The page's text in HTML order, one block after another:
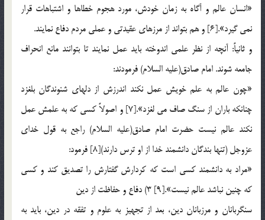
«انسان عالم و آگاه به زمان خودش، مورد هجوم خطاها و اشتباهات قرار
نمى گيرد».[6] و هم بتواند از مرزهاى عقيدتى و عملى مردم دفاع نمايند.
و ثانياً: آنچه از نظر علمى اندوخته بايد عمل نمايند تا بتوانند مانع انحراف
جامعه شوند. امام صادق(عليه السلام) فرمودند:
«چون عالم به علم خويش عمل نكند اندرزش از دلهاى شنوندگان بلغزد
چنانكه باران از سنگ صاف مى لغزد».[7] و اصولاً كسى كه به علمش عمل
نكند عالم نيست حضرت امام صادق(عليه السلام) راجع به قول خداى
عزوجل (تنها بندگان دانشمند خدا از او ترس دارند)[8] فرمود:
«مراد به دانشمند كسى است كه كردارش گفتارش را تصديق كند و كسى
كه چنين نباشد عالم نيست».[9] 3) دفاع و حفاظت از دين
سنگربانان و مرزبانان دين، بعد از تجهيز به علوم و تفقه در دين، بايد به